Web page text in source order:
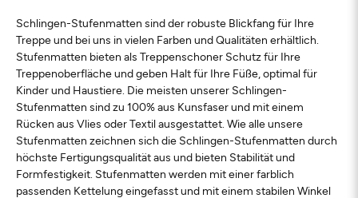
Schlingen-Stufenmatten sind der robuste Blickfang für Ihre
Treppe und bei uns in vielen Farben und Qualitäten erhältlich.
Stufenmatten bieten als Treppenschoner Schutz für Ihre
Treppenoberfläche und geben Halt für Ihre Füße, optimal für
Kinder und Haustiere. Die meisten unserer Schlingen-
Stufenmatten sind zu 100% aus Kunsfaser und mit einem
Rücken aus Vlies oder Textil ausgestattet. Wie alle unsere
Stufenmatten zeichnen sich die Schlingen-Stufenmatten durch
höchste Fertigungsqualität aus und bieten Stabilität und
Formfestigkeit. Stufenmatten werden mit einer farblich
passenden Kettelung eingefasst und mit einem stabilen Winkel